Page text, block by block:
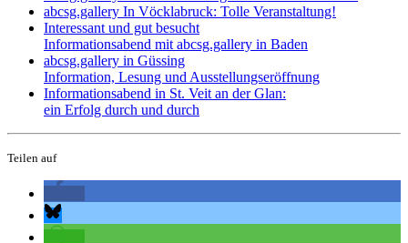
abcsg.gallery In Vöcklabruck: Tolle Veranstaltung!
Interessant und gut besucht
Informationsabend mit abcsg.gallery in Baden
abcsg.gallery in Güssing
Information, Lesung und Ausstellungseröffnung
Informationsabend in St. Veit an der Glan:
ein Erfolg durch und durch
Teilen auf